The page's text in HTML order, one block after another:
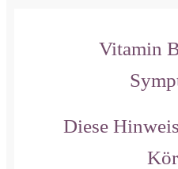
Vitamin
Diese